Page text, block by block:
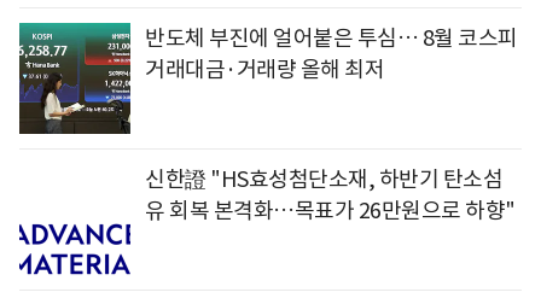
반도체 부진에 얼어붙은 투심… 8월 코스피
거래대금·거래량 올해 최저
신한證 "HS효성첨단소재, 하반기 탄소섬
유 회복 본격화…목표가 26만원으로 하향"